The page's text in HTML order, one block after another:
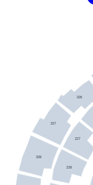
227
228
326
327
328